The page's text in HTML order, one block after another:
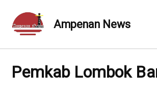
content
Ampenan News
Pemkab Lombok